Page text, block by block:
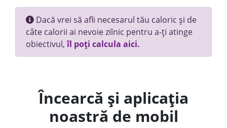
Dacă vrei să afli necesarul tău caloric și de
câte calorii ai nevoie zilnic pentru a-ți atinge
obiectivul,îl poți calcula aici.
Încearcă și aplicația
noastră de mobil